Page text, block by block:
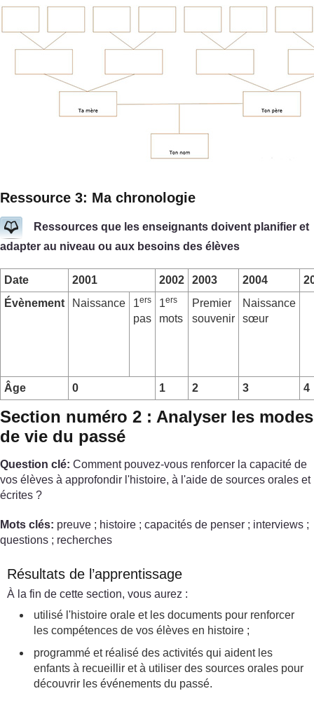
Ressource 3: Ma chronologie
Ressources que les enseignants doivent planifier et
adapter au niveau ou aux besoins des élèves
Date 2001 2002 2003 2004
Évènement
Naissance 1ers
pas
1ers
mots
Premier
souvenir
Naissance
sœur
Âge 0 1 2 3 4
Section numéro 2 : Analyser les modes
de vie du passé
Question clé: Comment pouvez-vous renforcer la capacité de
vos élèves à approfondir l'histoire, à l'aide de sources orales et
écrites ?
Mots clés: preuve ; histoire ; capacités de penser ; interviews ;
questions ; recherches
Résultats de l’apprentissage
À la fin de cette section, vous aurez :
utilisé l'histoire orale et les documents pour renforcer
les compétences de vos élèves en histoire ;
programmé et réalisé des activités qui aident les
enfants à recueillir et à utiliser des sources orales pour
découvrir les événements du passé.